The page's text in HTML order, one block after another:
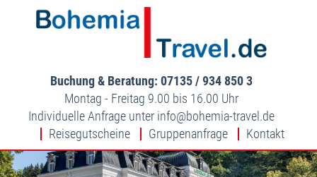
Buchung & Beratung: 07135 / 934 850 3
Montag - Freitag 9.00 bis 16.00 Uhr
Individuelle Anfrage unter info
bohemia-travel.de
Reisegutscheine
Gruppenanfrage Kontakt